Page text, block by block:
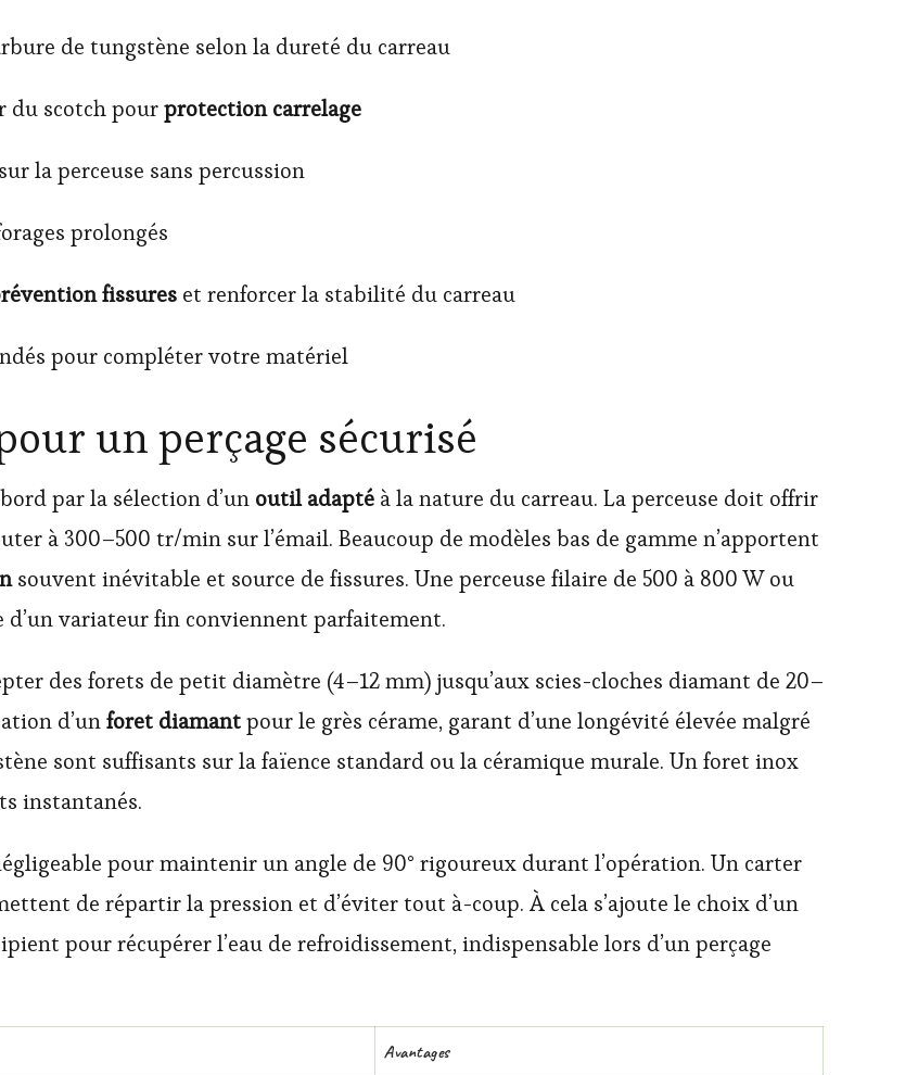
de tungstène selon la dureté du carreau
du scotch pourprotection carrelage
la perceuse sans percussion
prolongés
fissures et renforcer la stabilité du carreau
pour compléter votre matériel
un perçage sécurisé
par la sélection d’un outil adapté à la nature du carreau. La perceuse doit offrir
à 300–500 tr/min sur l’émail. Beaucoup de modèles bas de gamme n’apportent
souvent inévitable et source de fissures. Une perceuse filaire de 500 à 800 W ou
d’un variateur fin conviennent parfaitement.
des forets de petit diamètre (4–12 mm) jusqu’aux scies-cloches diamant de 20–
d’unforet diamantpour le grès cérame, garant d’une longévité élevée malgré
sont suffisants sur la faïence standard ou la céramique murale. Un foret inox
instantanés.
pour maintenir un angle de 90° rigoureux durant l’opération. Un carter
de répartir la pression et d’éviter tout à-coup. À cela s’ajoute le choix d’un
pour récupérer l’eau de refroidissement, indispensable lors d’un perçage
Avantages